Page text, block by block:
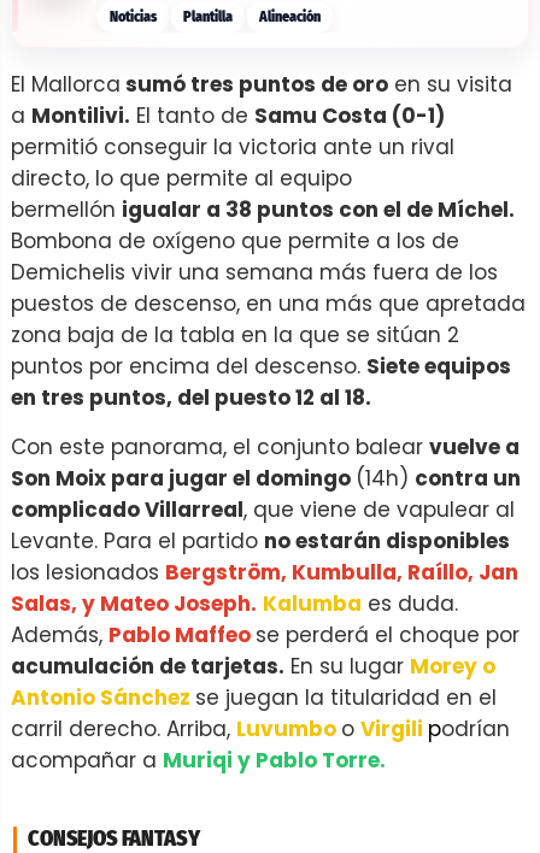
Noticias Plantilla Alineación
El Mallorca sumó tres puntos de oro en su visita
a Montilivi. El tanto de Samu Costa (0-1)
permitió conseguir la victoria ante un rival
directo, lo que permite al equipo
bermellón igualar a 38 puntos con el de Míchel.
Bombona de oxígeno que permite a los de
Demichelis vivir una semana más fuera de los
puestos de descenso, en una más que apretada
zona baja de la tabla en la que se sitúan 2
puntos por encima del descenso. Siete equipos
en tres puntos, del puesto 12 al 18.
Con este panorama, el conjunto balear vuelve a
Son Moix para jugar el domingo (14h) contra un
complicado Villarreal, que viene de vapulear al
Levante. Para el partido no estarán disponibles
los lesionados Bergström, Kumbulla, Raíllo, Jan
Salas, y Mateo Joseph. Kalumba es duda.
Además, Pablo Maffeo se perderá el choque por
acumulación de tarjetas. En su lugar Morey o
Antonio Sánchez se juegan la titularidad en el
carril derecho. Arriba, Luvumbo o Virgili podrían
acompañar a Muriqi y Pablo Torre.
CONSEJOS FANTASY